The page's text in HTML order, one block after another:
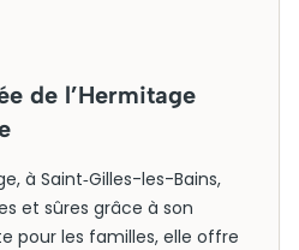
de l’Hermitage
à Saint‑Gilles-les-Bains,
et sûres grâce à son
pour les familles, elle offre